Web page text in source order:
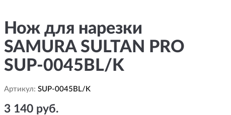
Нож для нарезки
SAMURA SULTAN PRO
SUP-0045BL/K
Артикул: SUP-0045BL/K
3 140 руб.